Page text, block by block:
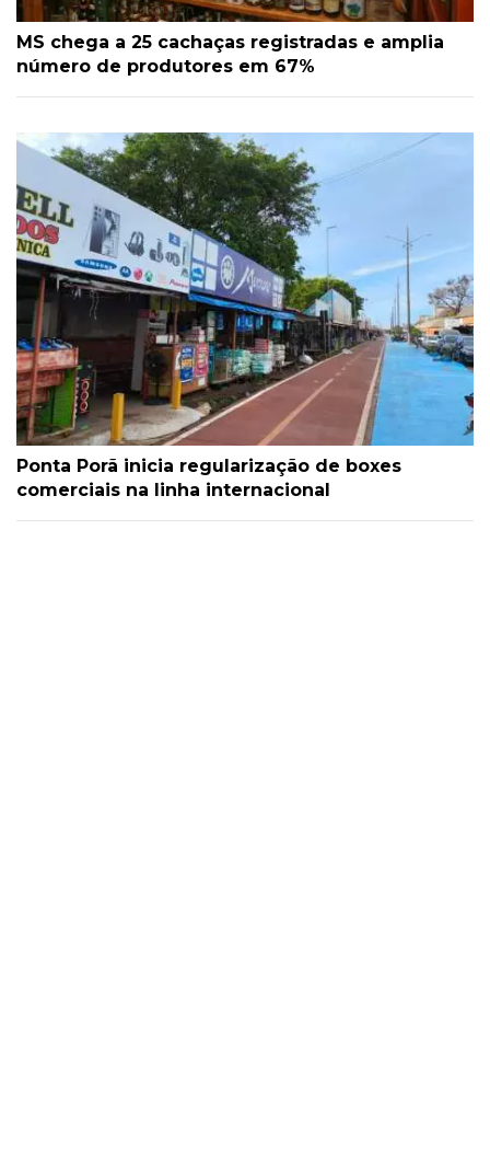
MS chega a 25 cachaças registradas e amplia
número de produtores em 67%
Ponta Porã inicia regularização de boxes
comerciais na linha internacional